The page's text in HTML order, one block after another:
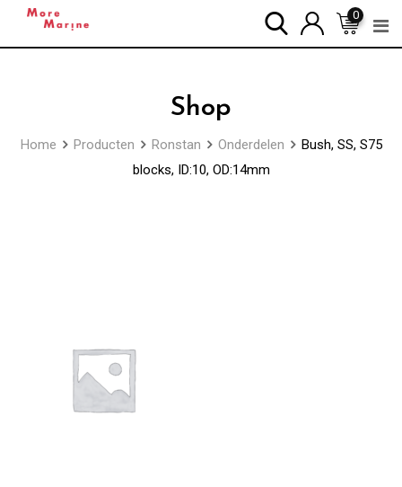
0
Shop
Home Producten Ronstan Onderdelen
Bush, SS, S75
blocks, ID:10, OD:14mm